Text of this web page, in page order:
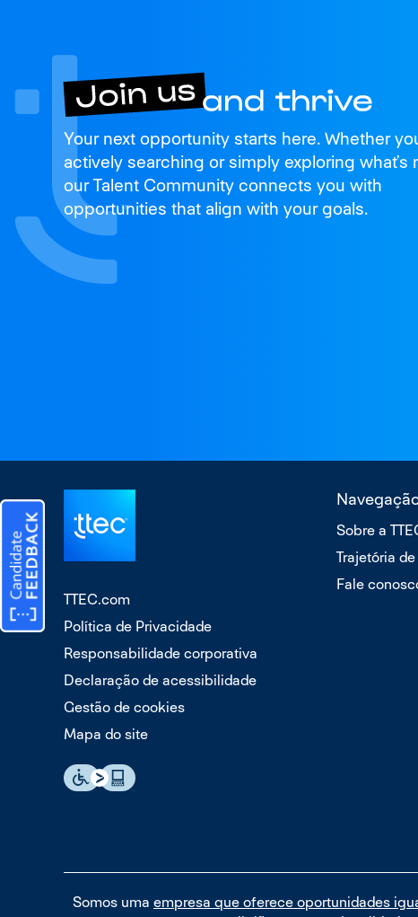
Join us
and thrive
Your next opportunity starts here. Whether
actively searching or simply exploring what’s
our Talent Community connects you with
opportunities that align with your goals.
TTEC.com
Política de Privacidade
Responsabilidade corporativa
Declaração de acessibilidade
Gestão de cookies
Mapa do site
Sobre a
Trajetória
Fale
Somos uma empresa que oferece oportunidades